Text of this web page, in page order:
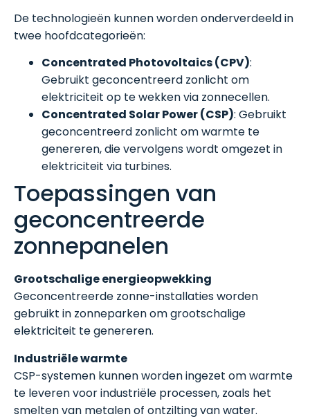
De technologieën kunnen worden onderverdeeld in
twee hoofdcategorieën:
Concentrated Photovoltaics (CPV):
Gebruikt geconcentreerd zonlicht om
elektriciteit op te wekken via zonnecellen.
Concentrated Solar Power (CSP): Gebruikt
geconcentreerd zonlicht om warmte te
genereren, die vervolgens wordt omgezet in
elektriciteit via turbines.
Toepassingen van
geconcentreerde
zonnepanelen
Grootschalige energieopwekking
Geconcentreerde zonne-installaties worden
gebruikt in zonneparken om grootschalige
elektriciteit te genereren.
Industriële warmte
CSP-systemen kunnen worden ingezet om warmte
te leveren voor industriële processen, zoals het
smelten van metalen of ontzilting van water.